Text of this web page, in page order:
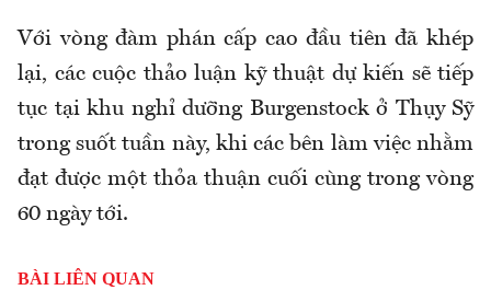
Với vòng đàm phán cấp cao đầu tiên đã khép
lại, các cuộc thảo luận kỹ thuật dự kiến sẽ tiếp
tục tại khu nghỉ dưỡng Burgenstock ở Thụy Sỹ
trong suốt tuần này, khi các bên làm việc nhằm
đạt được một thỏa thuận cuối cùng trong vòng
60 ngày tới.
BÀI LIÊN QUAN